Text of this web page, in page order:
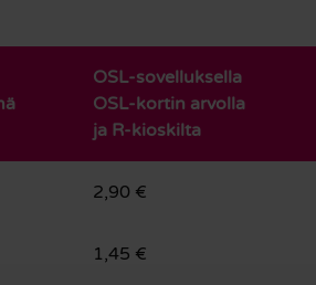
OSL-sovelluksella
OSL-kortin arvolla
ja R-kioskilta
2,90 €
1,45 €